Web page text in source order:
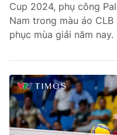
Cup 2024, phụ công
Nam trong màu áo
phục mùa giải năm nay.